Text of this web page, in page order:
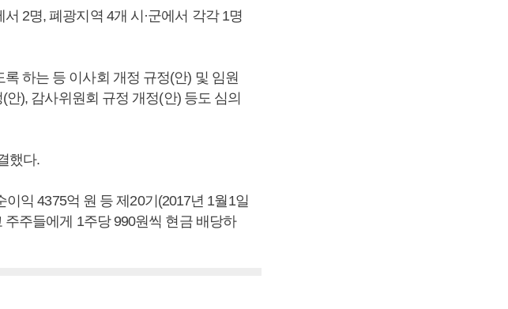
2명, 폐광지역 4개 시·군에서 각각 1명
하는 등 이사회 개정 규정(안) 및 임원
), 감사위원회 규정 개정(안) 등도 심의
했다.
익 4375억 원 등 제20기(2017년 1월1일
주들에게 1주당 990원씩 현금 배당하